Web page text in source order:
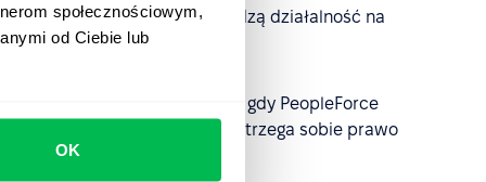
społecznościowym,
od Ciebie lub
OK
Białorusi, ale nadal prowadzą działalność na
o współpracy. W przypadku gdy PeopleForce
agresorami, firma zastrzega sobie prawo